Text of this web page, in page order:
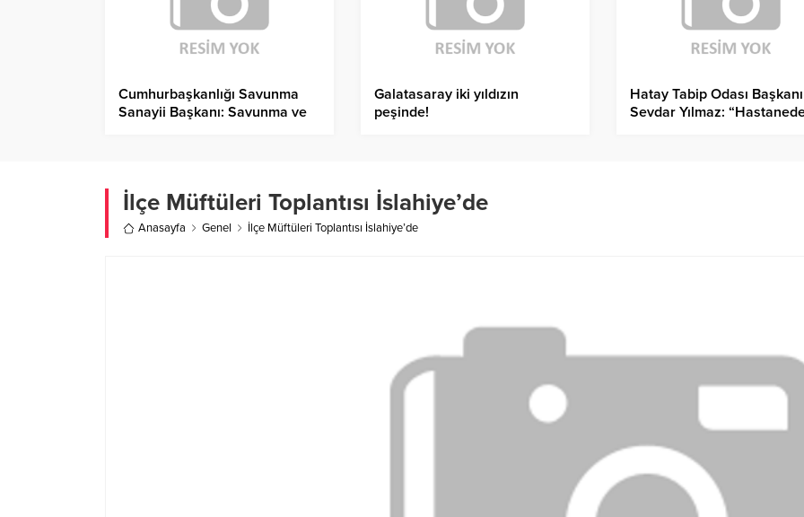
Cumhurbaşkanlığı Savunma
Sanayii Başkanı: Savunma ve
Galatasaray iki yıldızın
peşinde!
Hatay Tabip Odası Başkanı
Sevdar Yılmaz:
İlçe Müftüleri Toplantısı İslahiye’de
Anasayfa Genel İlçe Müftüleri Toplantısı İslahiye’de